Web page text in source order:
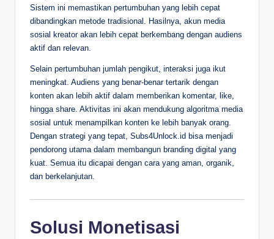
Sistem ini memastikan pertumbuhan yang lebih cepat
dibandingkan metode tradisional. Hasilnya, akun media
sosial kreator akan lebih cepat berkembang dengan audiens
aktif dan relevan.
Selain pertumbuhan jumlah pengikut, interaksi juga ikut
meningkat. Audiens yang benar-benar tertarik dengan
konten akan lebih aktif dalam memberikan komentar, like,
hingga share. Aktivitas ini akan mendukung algoritma media
sosial untuk menampilkan konten ke lebih banyak orang.
Dengan strategi yang tepat, Subs4Unlock.id bisa menjadi
pendorong utama dalam membangun branding digital yang
kuat. Semua itu dicapai dengan cara yang aman, organik,
dan berkelanjutan.
Solusi Monetisasi